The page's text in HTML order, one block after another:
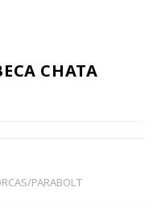
CHATA
PARABOLT